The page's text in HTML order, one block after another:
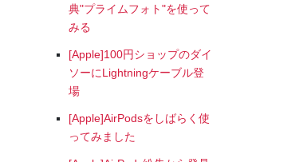
典"プライムフォト"を使って
みる
[Apple]100円ショップのダイ
ソーにLightningケーブル登
場
[Apple]AirPodsをしばらく使
ってみました